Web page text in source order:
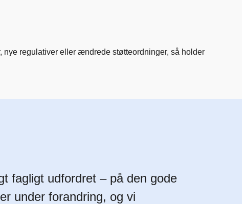
nye regulativer eller ændrede støtteordninger, så holder
fagligt udfordret – på den gode
under forandring, og vi